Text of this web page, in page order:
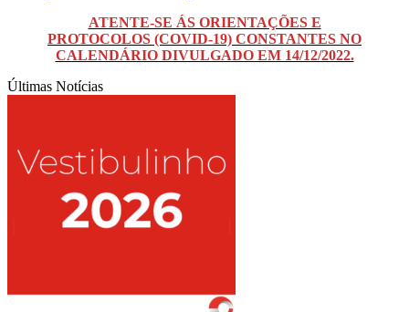
ATENTE-SE ÁS ORIENTAÇÕES E
PROTOCOLOS (COVID-19) CONSTANTES NO
CALENDÁRIO DIVULGADO EM 14/12/2022.
Últimas Notícias